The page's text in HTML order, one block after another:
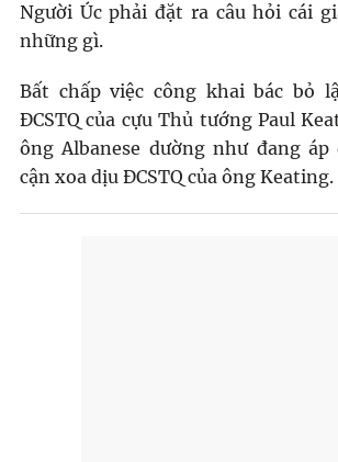
Người Úc phải đặt ra câu hỏi cái
những gì.
Bất chấp việc công khai bác bỏ
ĐCSTQ của cựu Thủ tướng Paul
ông Albanese dường như đang áp
cận xoa dịu ĐCSTQ của ông Keating.